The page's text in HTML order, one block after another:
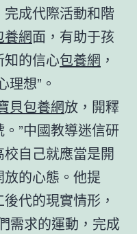
成代際活動和階
養網面，有助于孩
的信心包養網 ，
想”。
貝包養網放，開釋
”中國教導迷信研
自己就應當是開
的心態。他提
代的現實情形，
需求的運動，完成